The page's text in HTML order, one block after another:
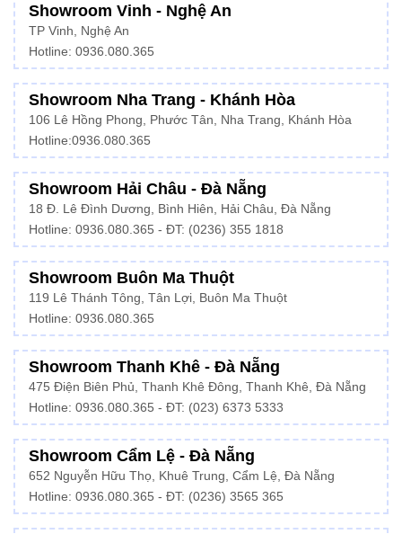
Showroom Vinh - Nghệ An
TP Vinh, Nghệ An
Hotline: 0936.080.365
Showroom Nha Trang - Khánh Hòa
106 Lê Hồng Phong, Phước Tân, Nha Trang, Khánh Hòa
Hotline:0936.080.365
Showroom Hải Châu - Đà Nẵng
18 Đ. Lê Đình Dương, Bình Hiên, Hải Châu, Đà Nẵng
Hotline: 0936.080.365 - ĐT: (0236) 355 1818
Showroom Buôn Ma Thuột
119 Lê Thánh Tông, Tân Lợi, Buôn Ma Thuột
Hotline: 0936.080.365
Showroom Thanh Khê - Đà Nẵng
475 Điện Biên Phủ, Thanh Khê Đông, Thanh Khê, Đà Nẵng
Hotline: 0936.080.365 - ĐT: (023) 6373 5333
Showroom Cẩm Lệ - Đà Nẵng
652 Nguyễn Hữu Thọ, Khuê Trung, Cẩm Lệ, Đà Nẵng
Hotline: 0936.080.365 - ĐT: (0236) 3565 365